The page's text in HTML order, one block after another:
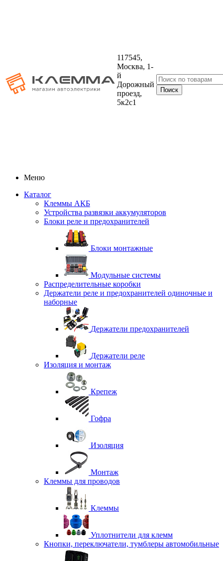
117545,
Москва, 1-
й
Дорожный
проезд,
5к2с1
Меню
Каталог
Клеммы АКБ
Устройства развязки аккумуляторов
Блоки реле и предохранителей
Блоки монтажные
Модульные системы
Распределительные коробки
Держатели реле и предохранителей одиночные и
наборные
Держатели предохранителей
Держатели реле
Изоляция и монтаж
Крепеж
Гофра
Изоляция
Монтаж
Клеммы для проводов
Клеммы
Уплотнители для клемм
Кнопки, переключатели, тумблеры автомобильные